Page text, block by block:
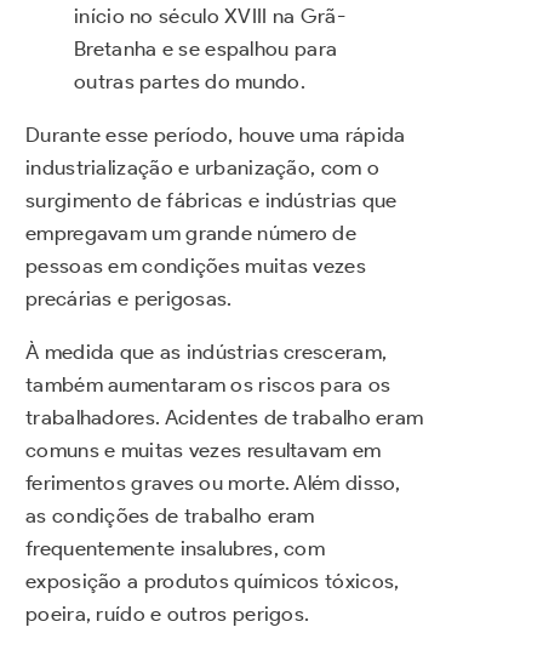
início no século XVIII na Grã-
Bretanha e se espalhou para
outras partes do mundo.
Durante esse período, houve uma rápida
industrialização e urbanização, com o
surgimento de fábricas e indústrias que
empregavam um grande número de
pessoas em condições muitas vezes
precárias e perigosas.
À medida que as indústrias cresceram,
também aumentaram os riscos para os
trabalhadores. Acidentes de trabalho eram
comuns e muitas vezes resultavam em
ferimentos graves ou morte. Além disso,
as condições de trabalho eram
frequentemente insalubres, com
exposição a produtos químicos tóxicos,
poeira, ruído e outros perigos.